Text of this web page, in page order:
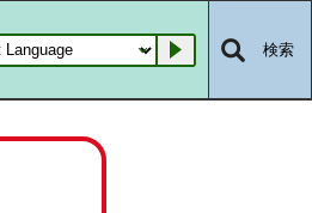
Go 検索